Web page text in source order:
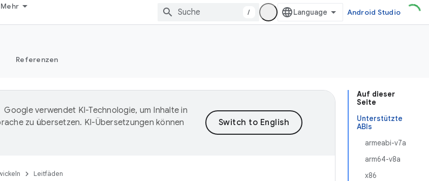
Mehr
/ Android Studio
Referenzen
Auf dieser
Seite
Unterstützte
ABIs
armeabi-v7a
arm64-v8a
x86
Google verwendet KI-Technologie, um Inhalte in
zu übersetzen. KI-Übersetzungen können
Leitfäden